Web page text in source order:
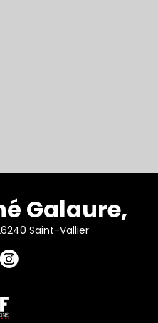
Galaure,
Saint-Vallier